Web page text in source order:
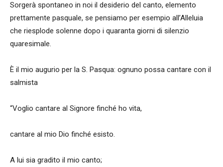
Sorgerà spontaneo in noi il desiderio del canto, elemento
prettamente pasquale, se pensiamo per esempio all’Alleluia
che riesplode solenne dopo i quaranta giorni di silenzio
quaresimale.
È il mio augurio per la S. Pasqua: ognuno possa cantare con il
salmista
“Voglio cantare al Signore finché ho vita,
cantare al mio Dio finché esisto.
A lui sia gradito il mio canto;